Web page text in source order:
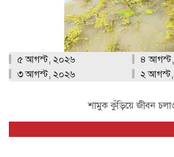
৫ আগস্ট, ২০২৬
৪
৩ আগস্ট, ২০২৬
২
শামুক কুঁড়িয়ে জীবন